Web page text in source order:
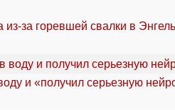
из-за горевшей свалки в
и «получил серьезную